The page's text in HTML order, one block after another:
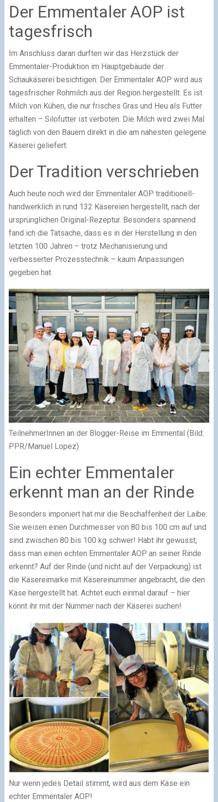
Der Emmentaler AOP ist
tagesfrisch
Im Anschluss daran durften wir das Herzstück der
Emmentaler-Produktion im Hauptgebäude der
Schaukäserei besichtigen. Der Emmentaler AOP wird aus
tagesfrischer Rohmilch aus der Region hergestellt. Es ist
Milch von Kühen, die nur frisches Gras und Heu als Futter
erhalten – Silofutter ist verboten. Die Milch wird zwei Mal
täglich von den Bauern direkt in die am nahesten gelegene
Käserei geliefert.
Der Tradition verschrieben
Auch heute noch wird der Emmentaler AOP traditionell-
handwerklich in rund 132 Käsereien hergestellt, nach der
ursprünglichen Original-Rezeptur. Besonders spannend
fand ich die Tatsache, dass es in der Herstellung in den
letzten 100 Jahren – trotz Mechanisierung und
verbesserter Prozesstechnik – kaum Anpassungen
gegeben hat.
TeilnehmerInnen an der Blogger-Reise im Emmental (Bild:
PPR/Manuel Lopez)
Ein echter Emmentaler
erkennt man an der Rinde
Besonders imponiert hat mir die Beschaffenheit der Laibe:
Sie weisen einen Durchmesser von 80 bis 100 cm auf und
sind zwischen 80 bis 100 kg schwer! Habt ihr gewusst,
dass man einen echten Emmentaler AOP an seiner Rinde
erkennt? Auf der Rinde (und nicht auf der Verpackung) ist
die Käsereimarke mit Käsereinummer angebracht, die den
Käse hergestellt hat. Achtet euch einmal darauf – hier
könnt ihr mit der Nummer nach der Käserei suchen!
Nur wenn jedes Detail stimmt, wird aus dem Käse ein
echter Emmentaler AOP!